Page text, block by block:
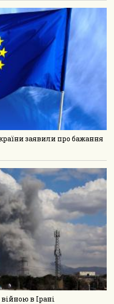
заявили про бажання
в Ірані